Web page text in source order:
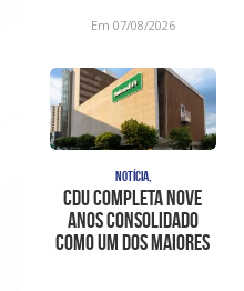
Em 07/08/2026
NOTÍCIA,
CDU completa nove
anos consolidado
como um dos maiores